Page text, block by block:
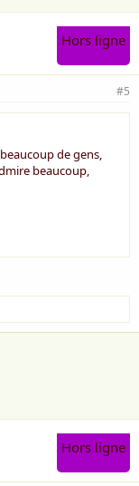
Hors ligne
#5
de gens,
beaucoup,
Hors ligne